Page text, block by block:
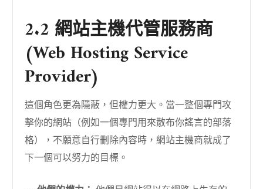
2.2 網站主機代管服務商
(Web Hosting Service
Provider)
這個角色更為隱蔽，但權力更大。當一整個專門攻
擊你的網站（例如一個專門用來散布你謠言的部落
格），不願意自行刪除內容時，網站主機商就成了
下一個可以努力的目標。